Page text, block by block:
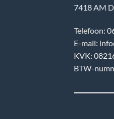
7418 AM
Telefoon:
E-mail:
KVK:
BTW-